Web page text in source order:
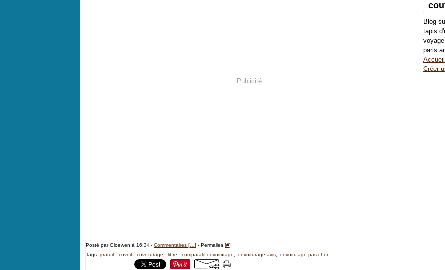
Publicité
Posté par Gloewen à 16:34 - Commentaires [ ] - Permalien [#]
Tags: gratuit covoit covoiturage libre comparatif covoiturage covoiturage avis covoiturage pas cher
Blog
tapis
paris
Créer